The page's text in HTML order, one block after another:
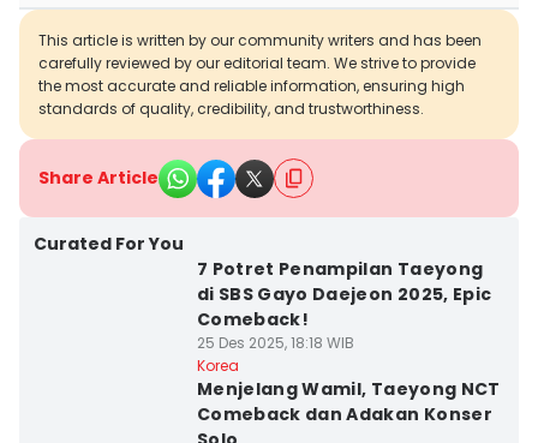
This article is written by our community writers and has been
carefully reviewed by our editorial team. We strive to provide
the most accurate and reliable information, ensuring high
standards of quality, credibility, and trustworthiness.
Share Article
Curated For You
7 Potret Penampilan Taeyong
di SBS Gayo Daejeon 2025, Epic
Comeback!
25 Des 2025, 18:18 WIB
Korea
Menjelang Wamil, Taeyong NCT
Comeback dan Adakan Konser